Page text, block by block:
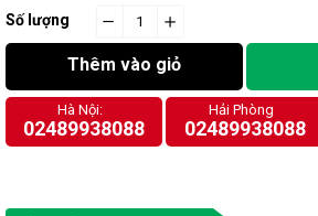
Số lượng
−
cart.general.reduce_quantity
+
Thêm vào giỏ
Hà Nội:
02489938088
Hải Phòng
02489938088